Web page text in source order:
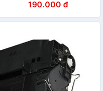
190.000 đ